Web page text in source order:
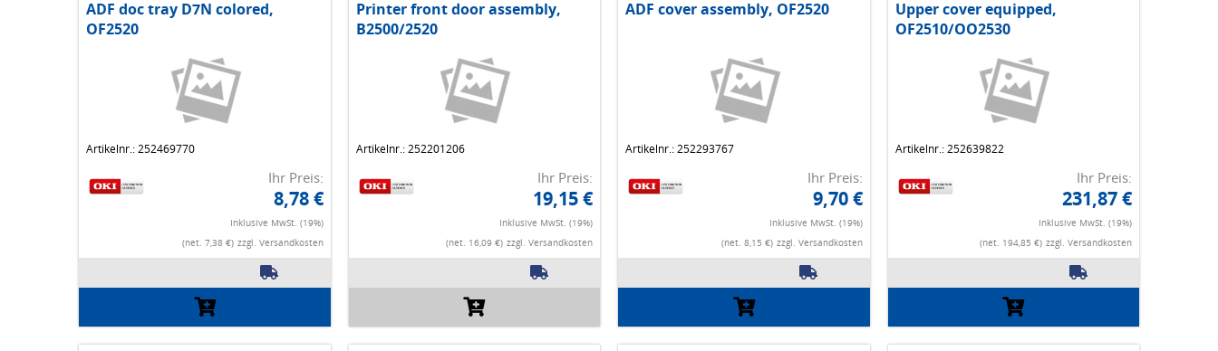
ADF doc tray D7N colored,
OF2520
Artikelnr.: 252469770
Ihr Preis:
8,78 €
Inklusive MwSt. (19%)
(net. 7,38 €) zzgl. Versandkosten
Printer front door assembly,
B2500/2520
Artikelnr.: 252201206
Ihr Preis:
19,15 €
Inklusive MwSt. (19%)
(net. 16,09 €) zzgl. Versandkosten
ADF cover assembly, OF2520
Artikelnr.: 252293767
Ihr Preis:
9,70 €
Inklusive MwSt. (19%)
(net. 8,15 €) zzgl. Versandkosten
Upper cover equipped,
OF2510/OO2530
Artikelnr.: 252639822
Ihr Preis:
231,87 €
Inklusive MwSt. (19%)
(net. 194,85 €) zzgl. Versandkosten